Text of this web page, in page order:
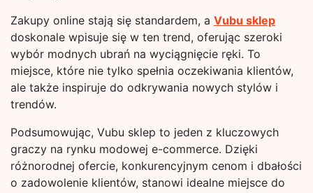
Zakupy online stają się standardem, a Vubu sklep
doskonale wpisuje się w ten trend, oferując szeroki
wybór modnych ubrań na wyciągnięcie ręki. To
miejsce, które nie tylko spełnia oczekiwania klientów,
ale także inspiruje do odkrywania nowych stylów i
trendów.
Podsumowując, Vubu sklep to jeden z kluczowych
graczy na rynku modowej e-commerce. Dzięki
różnorodnej ofercie, konkurencyjnym cenom i dbałości
o zadowolenie klientów, stanowi idealne miejsce do